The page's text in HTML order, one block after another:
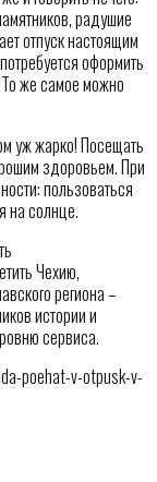
радушие
отпуск настоящим
оформить
же самое можно
уж жарко! Посещать
здоровьем. При
пользоваться
на солнце.
Чехию,
региона –
истории и
сервиса.
poehat-v-otpusk-v-